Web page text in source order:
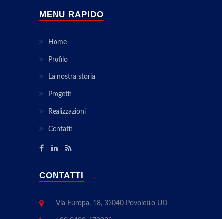
MENU RAPIDO
Home
Profilo
La nostra storia
Progetti
Realizzazioni
Contatti
CONTATTI
Via Europa, 18, 33040 Povoletto UD